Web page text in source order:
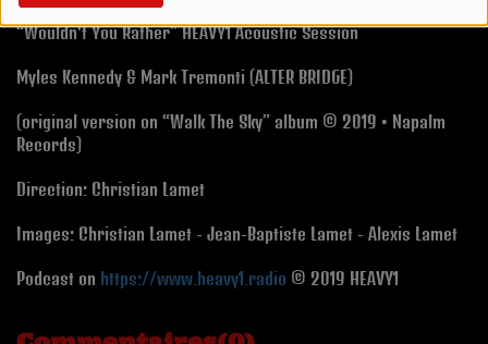
“Wouldn't You Rather”HEAVY1 Acoustic Session
Myles Kennedy & Mark Tremonti (ALTER BRIDGE)
(original version on “Walk The Sky” album © 2019 • Napalm
Records)
Direction: Christian Lamet
Images: Christian Lamet - Jean-Baptiste Lamet - Alexis Lamet
Podcast on https://www.heavy1.radio © 2019 HEAVY1